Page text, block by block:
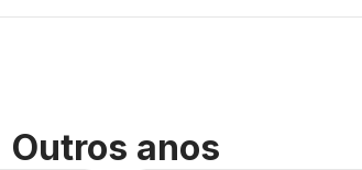
Outros anos